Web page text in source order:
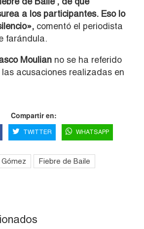
a los participantes. Eso lo
comentó el periodista
farándula.
Moulian no se ha referido
acusaciones realizadas en
Compartir en:
TWITTER WHATSAPP
Fiebre de Baile